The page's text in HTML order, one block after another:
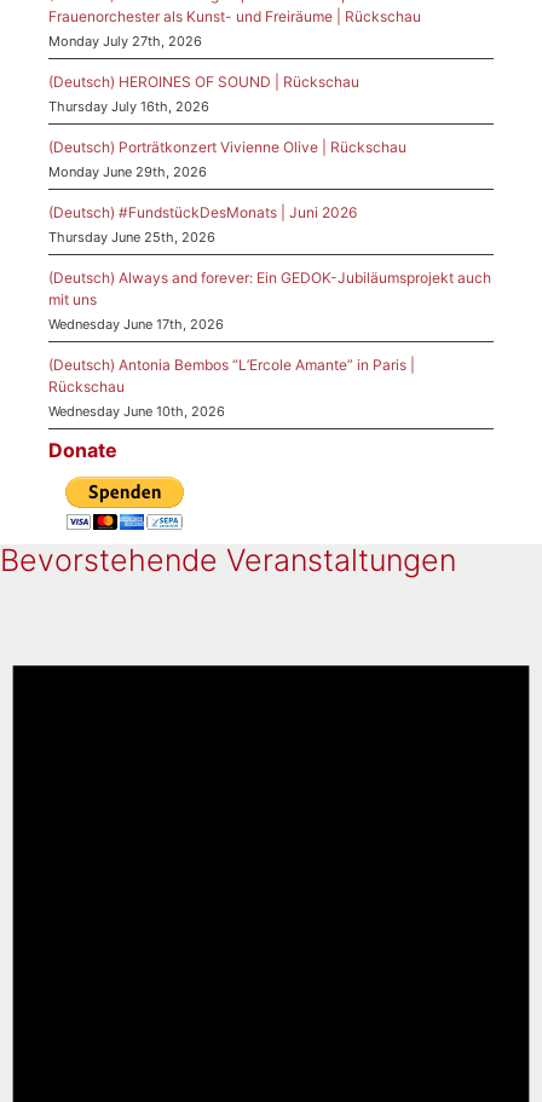
Frauenorchester als Kunst- und Freiräume | Rückschau
Monday July 27th, 2026
(Deutsch) HEROINES OF SOUND | Rückschau
Thursday July 16th, 2026
(Deutsch) Porträtkonzert Vivienne Olive | Rückschau
Monday June 29th, 2026
(Deutsch) #FundstückDesMonats | Juni 2026
Thursday June 25th, 2026
(Deutsch) Always and forever: Ein GEDOK-Jubiläumsprojekt auch
mit uns
Wednesday June 17th, 2026
(Deutsch) Antonia Bembos “L’Ercole Amante” in Paris |
Rückschau
Wednesday June 10th, 2026
Donate
Bevorstehende Veranstaltungen